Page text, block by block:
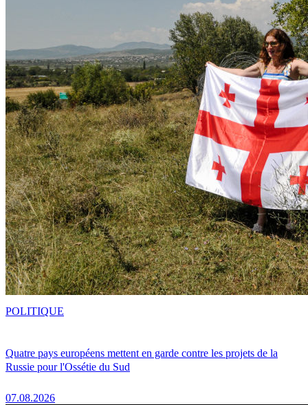
Quatre pays européens mettent en garde contre les projets de la
Russie pour l'Ossétie du Sud
07.08.2026
POLITIQUE